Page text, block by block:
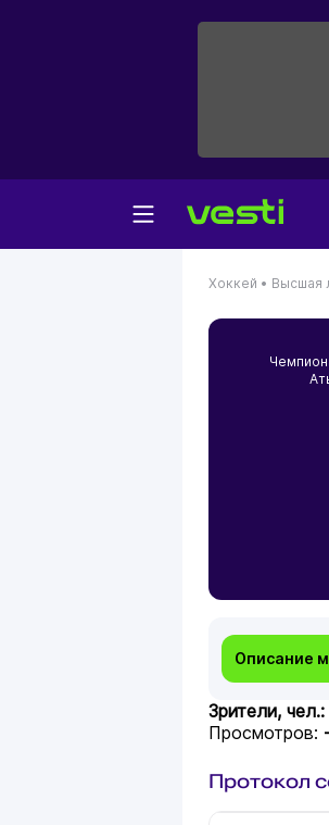
Хоккей • Высшая
Описание
Зрители, чел.:
Просмотров:
Протокол